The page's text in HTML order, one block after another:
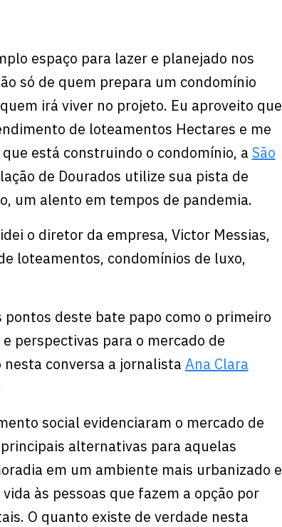
espaço para lazer e planejado nos
só de quem prepara um condomínio
irá viver no projeto. Eu aproveito que
de loteamentos Hectares e me
está construindo o condomínio, a São
de Dourados utilize sua pista de
um alento em tempos de pandemia.
o diretor da empresa, Victor Messias,
loteamentos, condomínios de luxo,
pontos deste bate papo como o primeiro
perspectivas para o mercado de
conversa a jornalista Ana Clara
social evidenciaram o mercado de
alternativas para aquelas
em um ambiente mais urbanizado e
às pessoas que fazem a opção por
O quanto existe de verdade nesta